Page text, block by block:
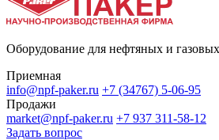
Оборудование для нефтяных и
Приемная
info@npf-paker.ru +7 (34767) 5-06-95
Продажи
market@npf-paker.ru +7 937 311-58-12
Задать вопрос